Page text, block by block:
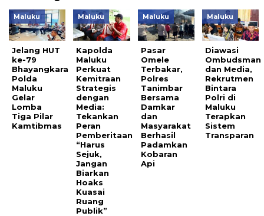
Maluku
Jelang HUT
ke-79
Bhayangkara
Polda
Maluku
Gelar
Lomba
Tiga Pilar
Kamtibmas
Maluku
Kapolda
Maluku
Perkuat
Kemitraan
Strategis
dengan
Media:
Tekankan
Peran
Pemberitaan
“Harus
Sejuk,
Jangan
Biarkan
Hoaks
Kuasai
Ruang
Publik”
Maluku
Pasar
Omele
Terbakar,
Polres
Tanimbar
Bersama
Damkar
dan
Masyarakat
Berhasil
Padamkan
Kobaran
Api
Maluku
Diawasi
Ombudsman
dan Media,
Rekrutmen
Bintara
Polri di
Maluku
Terapkan
Sistem
Transparan